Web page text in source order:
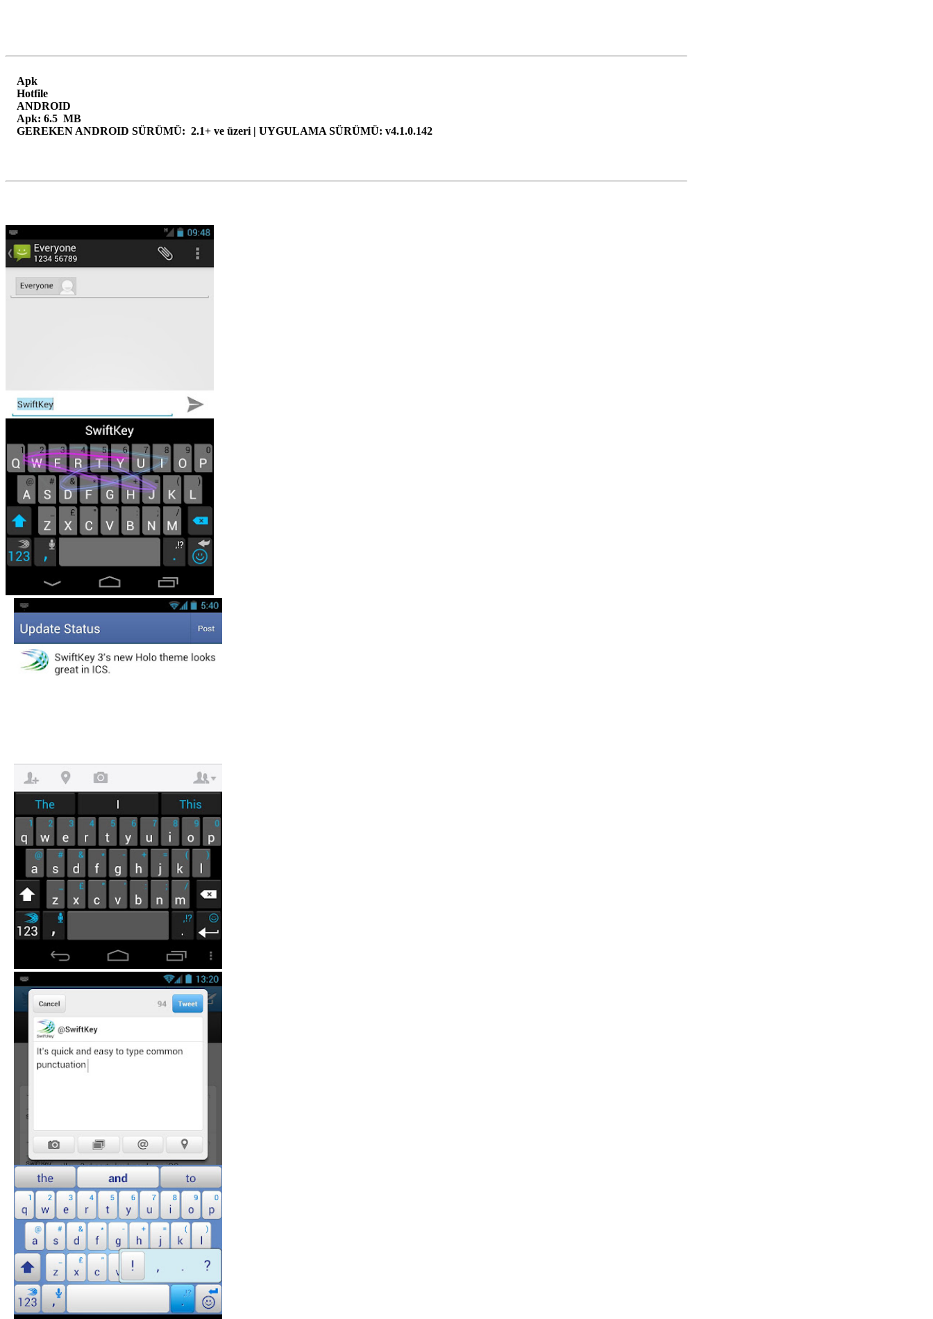
Apk
Hotfile
ANDROID
Apk: 6.5 MB
GEREKEN ANDROID SÜRÜMÜ: 2.1+ ve üzeri | UYGULAMA SÜRÜMÜ: v4.1.0.142